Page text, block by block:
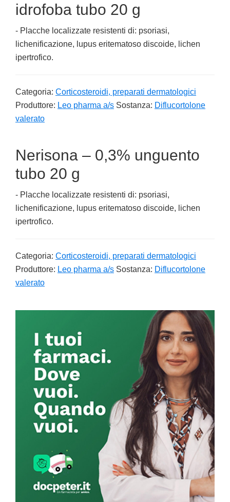
idrofoba tubo 20 g
- Placche localizzate resistenti di: psoriasi,
lichenificazione, lupus eritematoso discoide, lichen
ipertrofico.
Categoria: Corticosteroidi, preparati dermatologici
Produttore: Leo pharma a/s Sostanza: Diflucortolone
valerato
Nerisona – 0,3% unguento
tubo 20 g
- Placche localizzate resistenti di: psoriasi,
lichenificazione, lupus eritematoso discoide, lichen
ipertrofico.
Categoria: Corticosteroidi, preparati dermatologici
Produttore: Leo pharma a/s Sostanza: Diflucortolone
valerato
Sidebar